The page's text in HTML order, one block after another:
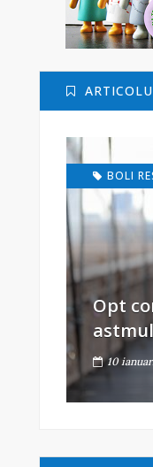
BOLI
Opt
10